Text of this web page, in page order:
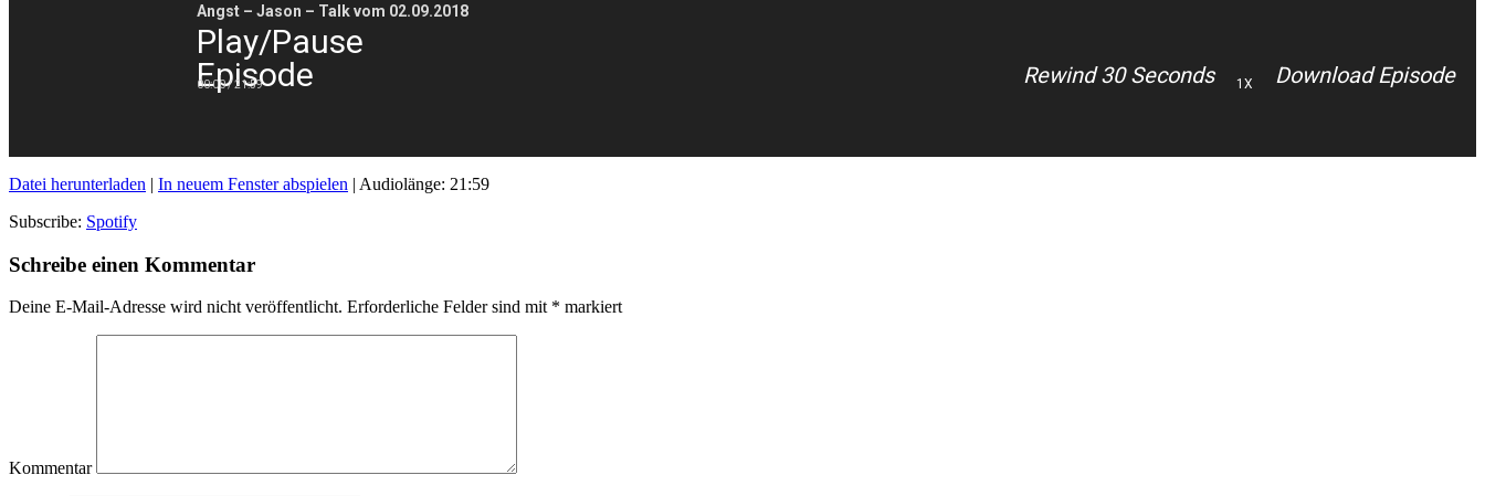
Angst – Jason – Talk vom 02.09.2018
Play/Pause
Episode
00:00/21:59 Rewind 30 Seconds 1X Download Episode
Datei herunterladen | In neuem Fenster abspielen | Audiolänge: 21:59
Subscribe: Spotify
Schreibe einen Kommentar
Deine E-Mail-Adresse wird nicht veröffentlicht. Erforderliche Felder sind mit * markiert
Kommentar